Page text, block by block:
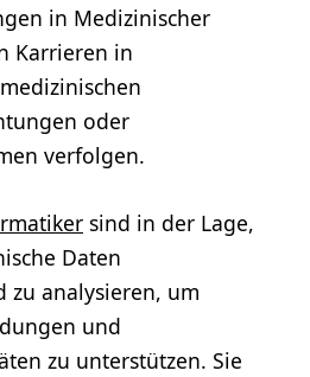
in Medizinischer
Karrieren in
oder
verfolgen.
sind in der Lage,
Daten
zu analysieren, um
und
zu unterstützen. Sie